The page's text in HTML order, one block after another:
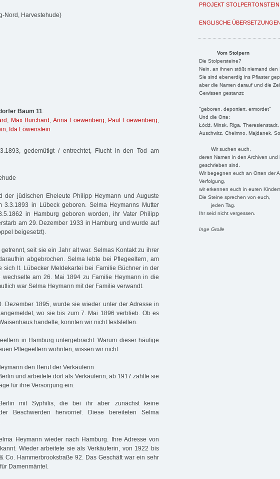
PROJEKT
ENGLISCHE ÜBERSETZUNGEN
Vom Stolpern
Die Stolpersteine?
Nein, an ihnen stößt niemand den
Sie sind ebenerdig ins Pflaster
aber die Namen darauf und die
Gewissen gestanzt:
"geboren, deportiert, ermordet"
Und die Orte:
Łódź, Minsk, Riga, Theresienstadt,
Auschwitz, Chelmno, Majdanek,
Wir suchen euch,
deren Namen in den Archiven und
geschrieben sind.
Wir begegnen euch an Orten der
Verfolgung,
wir erkennen euch in euren
Die Steine sprechen von euch,
jeden Tag.
Ihr seid nicht vergessen.
Inge Grolle
Nord, Harvestehude)
Baum 11:
, Max Burchard ,Anna Loewenberg, Paul Loewenberg,
, Ida Löwenstein
gedemütigt / entrechtet, Flucht in den Tod am
der jüdischen Eheleute Philipp Heymann und Auguste
3.3.1893 in Lübeck geboren. Selma Heymanns Mutter
in Hamburg geboren worden, ihr Vater Philipp
am 29. Dezember 1933 in Hamburg und wurde auf
beigesetzt).
seit sie ein Jahr alt war. Selmas Kontakt zu ihrer
abgebrochen. Selma lebte bei Pflegeeltern, am
sich lt. Lübecker Meldekartei bei Familie Büchner in der
wechselte am 26. Mai 1894 zu Familie Heymann in die
war Selma Heymann mit der Familie verwandt.
Dezember 1895, wurde sie wieder unter der Adresse in
wo sie bis zum 7. Mai 1896 verblieb. Ob es
handelte, konnten wir nicht feststellen.
in Hamburg untergebracht. Warum dieser häufige
Pflegeeltern wohnten, wissen wir nicht.
den Beruf der Verkäuferin.
und arbeitete dort als Verkäuferin, ab 1917 zahlte sie
für ihre Versorgung ein.
mit Syphilis, die bei ihr aber zunächst keine
Beschwerden hervorrief. Diese bereiteten Selma
Heymann wieder nach Hamburg. Ihre Adresse von
Wieder arbeitete sie als Verkäuferin, von 1922 bis
Co. Hammerbrookstraße 92. Das Geschäft war ein sehr
Damenmäntel.